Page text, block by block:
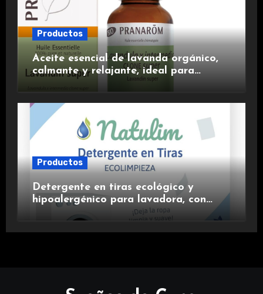
Productos
Aceite esencial de lavanda orgánico,
calmante y relajante, ideal para
Productos
Detergente en tiras ecológico y
hipoalergénico para lavadora, con
suavizante incluido y fragancia de